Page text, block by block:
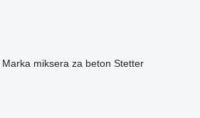
Marka miksera za beton Stetter